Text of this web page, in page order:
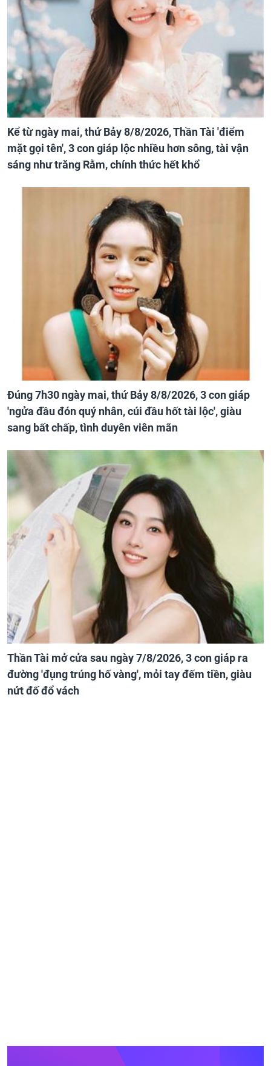
Kể từ ngày mai, thứ Bảy 8/8/2026, Thần Tài 'điểm
mặt gọi tên', 3 con giáp lộc nhiều hơn sông, tài vận
sáng như trăng Rằm, chính thức hết khổ
Đúng 7h30 ngày mai, thứ Bảy 8/8/2026, 3 con giáp
'ngửa đầu đón quý nhân, cúi đầu hốt tài lộc', giàu
sang bất chấp, tình duyên viên mãn
Thần Tài mở cửa sau ngày 7/8/2026, 3 con giáp ra
đường 'đụng trúng hố vàng', mỏi tay đếm tiền, giàu
nứt đố đổ vách